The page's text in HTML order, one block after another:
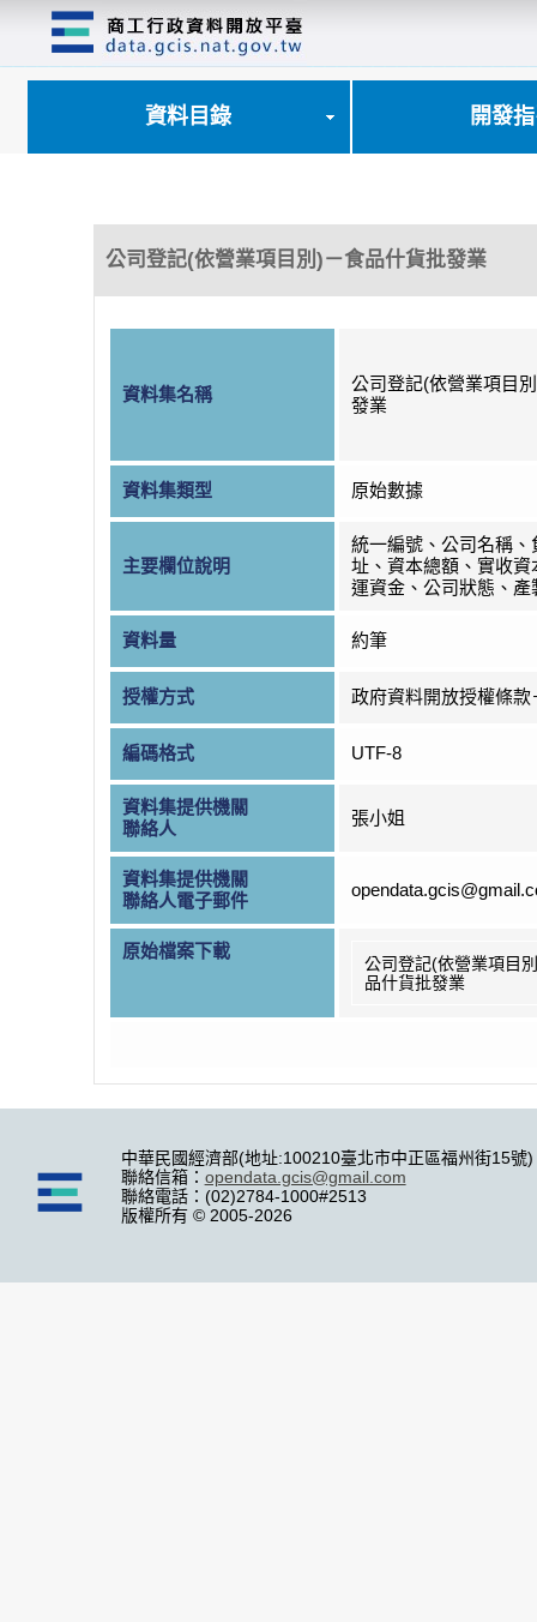
資料目錄 開發
公司登記(依營業項目別)－食品什貨批發業
資料集名稱
公司登記(依營業項目
發業
資料集類型 原始數據
主要欄位說明
統一編號、公司名稱、
址、資本總額、實收資
運資金、公司狀態、產
資料量 約筆
授權方式 政府資料開放授權條款
編碼格式 UTF-8
資料集提供機關
聯絡人
張小姐
資料集提供機關
聯絡人電子郵件
原始檔案下載
公司登記(依營業項目
品什貨批發業
中華民國經濟部(地址:100210臺北市中正區福州街15號)
聯絡信箱： opendata.gcis@gmail.com
聯絡電話：(02)2784-1000#2513
版權所有 © 2005-2026